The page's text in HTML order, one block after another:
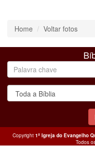
Home Voltar fotos
Copyright 1ª Igreja do Evangelho
Todos